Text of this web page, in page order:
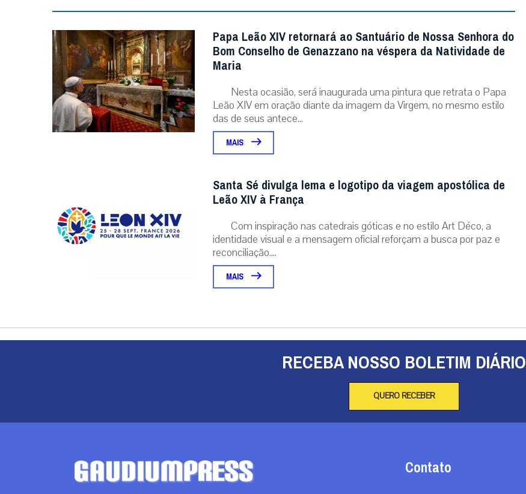
Papa Leão XIV retornará ao Santuário de Nossa Senhora do
Bom Conselho de Genazzano na véspera da Natividade de
Maria
Nesta ocasião, será inaugurada uma pintura que retrata o Papa
Leão XIV em oração diante da imagem da Virgem, no mesmo estilo
das de seus antece...
MAIS
Santa Sé divulga lema e logotipo da viagem apostólica de
Leão XIV à França
Com inspiração nas catedrais góticas e no estilo Art Déco, a
identidade visual e a mensagem oficial reforçam a busca por paz e
reconciliação....
MAIS
RECEBA NOSSO BOLETIM DIÁRIO
QUERO RECEBER
Contato